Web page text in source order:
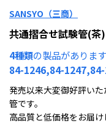
SANSYO（三商）
共通摺合せ試験管(
4種類の製品があります
84-1246,84-
発売以来大変御好評い
管です。
高品質と低価格をお届け